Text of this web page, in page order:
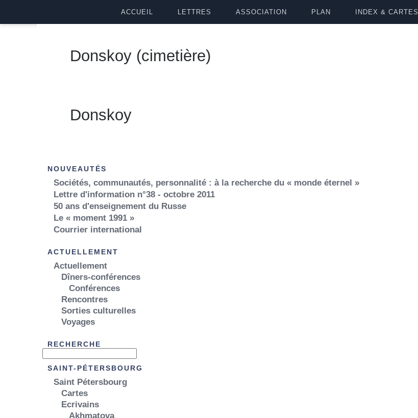
ACCUEIL LETTRES ASSOCIATION PLAN INDEX & CARTES
Donskoy (cimetière)
Donskoy
NOUVEAUTÉS
Sociétés, communautés, personnalité : à la recherche du « monde éternel »
Lettre d'information n°38 - octobre 2011
50 ans d'enseignement du Russe
Le « moment 1991 »
Courrier international
ACTUELLEMENT
Actuellement
Dîners-conférences
Conférences
Rencontres
Sorties culturelles
Voyages
RECHERCHE
SAINT-PÉTERSBOURG
Saint Pétersbourg
Cartes
Ecrivains
Akhmatova